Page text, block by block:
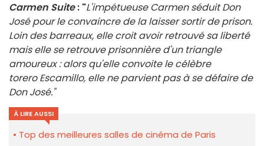
Carmen Suite: "L'impétueuse Carmen séduit Don
José pour le convaincre de la laisser sortir de prison.
Loin des barreaux, elle croit avoir retrouvé sa liberté
mais elle se retrouve prisonnière d'un triangle
amoureux : alors qu'elle convoite le célèbre
torero Escamillo, elle ne parvient pas à se défaire de
Don José."
À LIRE AUSSI
Top des meilleures salles de cinéma de Paris